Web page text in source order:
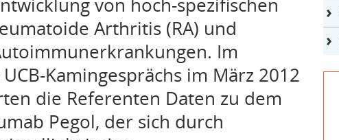
von hoch-spezifischen
Arthritis (RA) und
Im
Kamingesprächs im März 2012
die Referenten Daten zu dem
Pegol, der sich durch